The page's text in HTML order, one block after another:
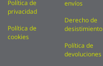
Política de
privacidad
Política de
cookies
envíos
Derecho de
desistimiento
Política de
devoluciones